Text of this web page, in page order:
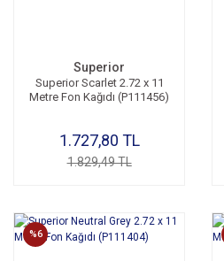
Superior
Superior Scarlet 2.72 x 11
Metre Fon Kağıdı (P111456)
1.727,80 TL
1.829,49 TL
%6